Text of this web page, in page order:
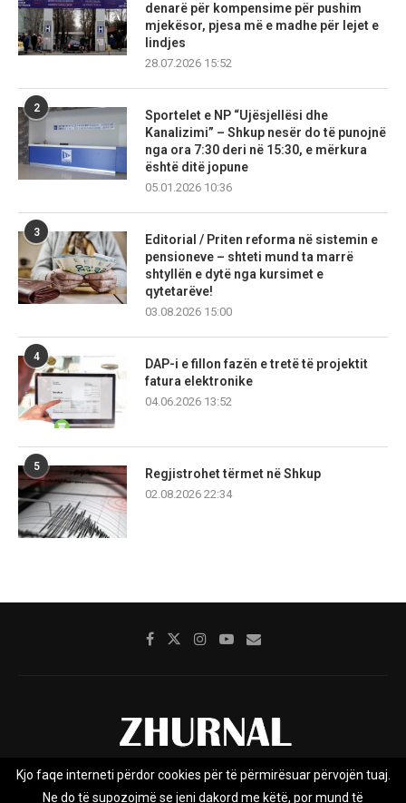
denarë për kompensime për pushim
mjekësor, pjesa më e madhe për lejet e
lindjes
28.07.2026 15:52
2
Sportelet e NP “Ujësjellësi dhe
Kanalizimi” – Shkup nesër do të punojnë
nga ora 7:30 deri në 15:30, e mërkura
është ditë jopune
05.01.2026 10:36
3
Editorial / Priten reforma në sistemin e
pensioneve – shteti mund ta marrë
shtyllën e dytë nga kursimet e
qytetarëve!
03.08.2026 15:00
4
DAP-i e fillon fazën e tretë të projektit
fatura elektronike
04.06.2026 13:52
5
Regjistrohet tërmet në Shkup
02.08.2026 22:34
Rreth nesh Impresumi Marketing
Kjo faqe interneti përdor cookies për të përmirësuar përvojën tuaj.
Ne do të supozojmë se jeni dakord me këtë, por mund të